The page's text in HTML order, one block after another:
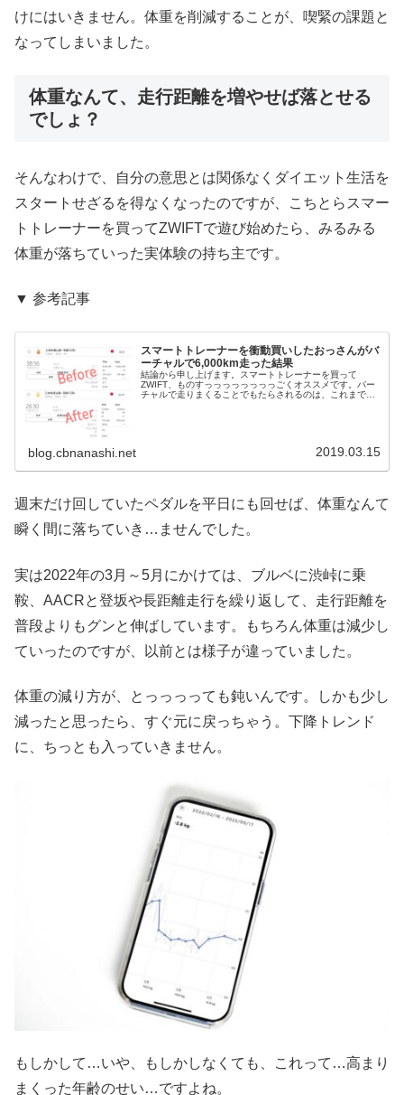
けにはいきません。体重を削減することが、喫緊の課題と
なってしまいました。
体重なんて、走行距離を増やせば落とせる
でしょ？
そんなわけで、自分の意思とは関係なくダイエット生活を
スタートせざるを得なくなったのですが、こちとらスマー
トトレーナーを買ってZWIFTで遊び始めたら、みるみる
体重が落ちていった実体験の持ち主です。
▼ 参考記事
スマートトレーナーを衝動買いしたおっさんがバ
ーチャルで6,000km走った結果
結論から申し上げます。スマートトレーナーを買って
ZWIFT、ものすっっっっっっっっごくオススメです。バー
チャルで走りまくることでもたらされるのは、これまでを
blog.cbnanashi.net 2019.03.15
週末だけ回していたペダルを平日にも回せば、体重なんて
瞬く間に落ちていき…ませんでした。
実は2022年の3月～5月にかけては、ブルベに渋峠に乗
鞍、AACRと登坂や長距離走行を繰り返して、走行距離を
普段よりもグンと伸ばしています。もちろん体重は減少し
ていったのですが、以前とは様子が違っていました。
体重の減り方が、とっっっっても鈍いんです。しかも少し
減ったと思ったら、すぐ元に戻っちゃう。下降トレンド
に、ちっとも入っていきません。
もしかして…いや、もしかしなくても、これって…高まり
まくった年齢のせい…ですよね。